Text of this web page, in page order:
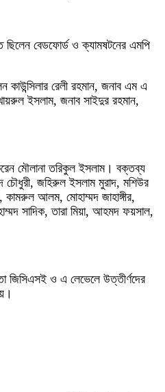
বেডফোর্ড ও ক্যামষটনের এমপি
কাউন্সিলার রেলী রহমান, জনাব এম এ
ইসলাম, জনাব সাইদুর রহমান,
মৌলানা তরিকুল ইসলাম। বক্তব্য
চৌধুরী, জহিরুল ইসলাম মুরাদ, মশিউর
কামরুল আলম, মোহাম্মদ জাহাঙ্গীর,
সাদিক, তারা মিয়া, আহমদ ফয়সাল,
জিসিএসই ও এ লেভেলে উত্তীর্ণদের